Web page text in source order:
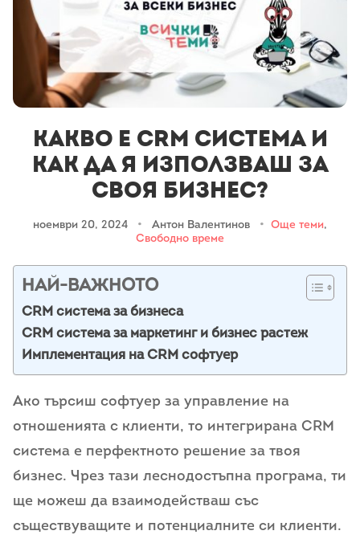
Какво е CRM система и
как да я използваш за
своя бизнес?
ноември 20, 2024 • Антон Валентинов • Още теми,
Свободно време
НАЙ-ВАЖНОТО
CRM система за бизнеса
CRM система за маркетинг и бизнес растеж
Имплементация на CRM софтуер
Ако търсиш софтуер за управление на
отношенията с клиенти, то интегрирана CRM
система е перфектното решение за твоя
бизнес. Чрез тази леснодостъпна програма, ти
ще можеш да взаимодействаш със
съществуващите и потенциалните си клиенти.